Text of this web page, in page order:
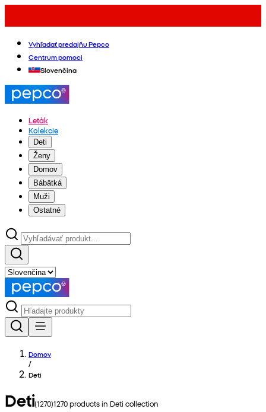
Vyhľadať predajňu Pepco
Centrum pomoci
Slovenčina
Leták
Kolekcie
Deti
Ženy
Domov
Bábätká
Muži
Ostatné
Domov
/
Deti
Deti(1270)1270products in Deti collection